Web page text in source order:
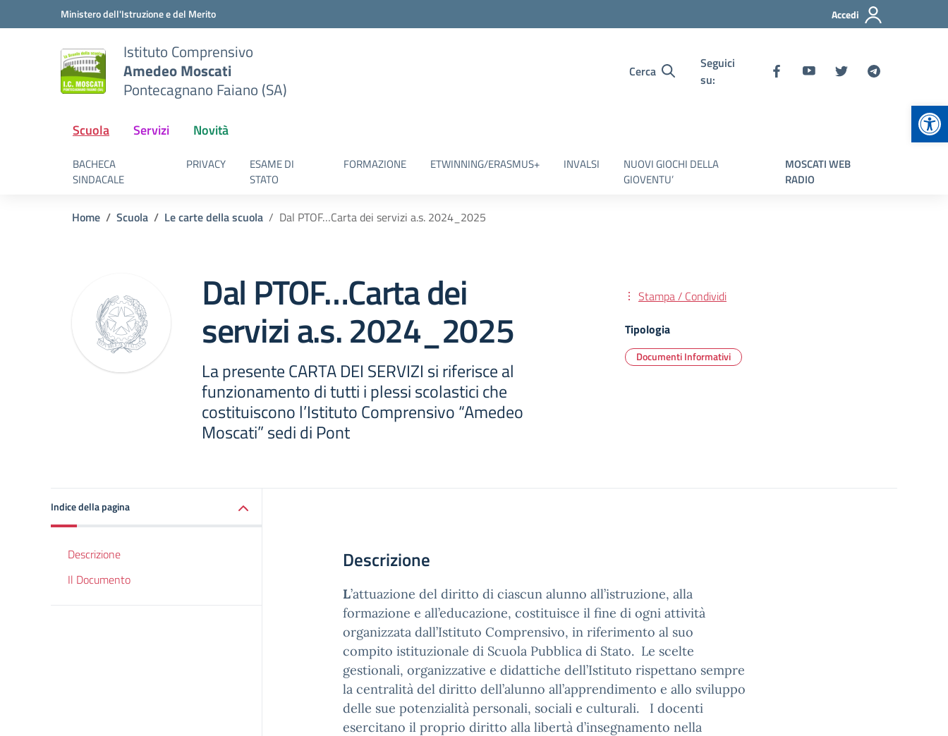
Vai ai contenuti
Vai al menu di navigazioneMinistero dell'Istruzione e del Merito Accedi
Istituto Comprensivo
Amedeo Moscati
Pontecagnano Faiano (SA)
Cerca
Seguici
su:
Scuola Servizi Novità
BACHECA
SINDACALE
PRIVACY
ESAME DI
STATO
FORMAZIONE ETWINNING/ERASMUS+ INVALSI
NUOVI GIOCHI DELLA
GIOVENTU’
MOSCATI WEB
RADIO
Home Scuola Le carte della scuola Dal PTOF…Carta dei servizi a.s. 2024_2025
Dal PTOF…Carta dei
servizi a.s. 2024_2025
La presente CARTA DEI SERVIZI si riferisce al
funzionamento di tutti i plessi scolastici che
costituiscono l’Istituto Comprensivo “Amedeo
Moscati” sedi di Pont
Stampa / Condividi
Tipologia
Documenti Informativi
Indice della pagina
Descrizione
Il Documento
Descrizione
L’attuazione del diritto di ciascun alunno all’istruzione, alla
formazione e all’educazione, costituisce il fine di ogni attività
organizzata dall’Istituto Comprensivo, in riferimento al suo
compito istituzionale di Scuola Pubblica di Stato. Le scelte
gestionali, organizzative e didattiche dell’Istituto rispettano sempre
la centralità del diritto dell’alunno all’apprendimento e allo sviluppo
delle sue potenzialità personali, sociali e culturali. I docenti
esercitano il proprio diritto alla libertà d’insegnamento nella